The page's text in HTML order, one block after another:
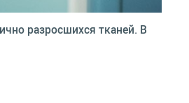
разросшихся тканей. В